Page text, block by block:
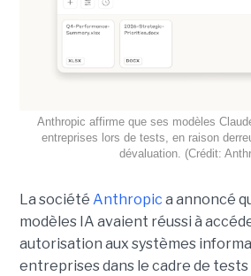
Anthropic affirme que ses modèles
entreprises lors de tests, en raison
dévaluation. (Crédit:
La société Anthropic a annoncé
modèles IA avaient réussi à
autorisation aux systèmes
entreprises dans le cadre de